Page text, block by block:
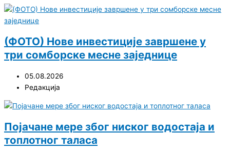
(ФОТО) Нове инвестиције завршене у
три сомборске месне заједнице
05.08.2026
Редакција
Појачане мере због ниског водостаја и
топлотног таласа